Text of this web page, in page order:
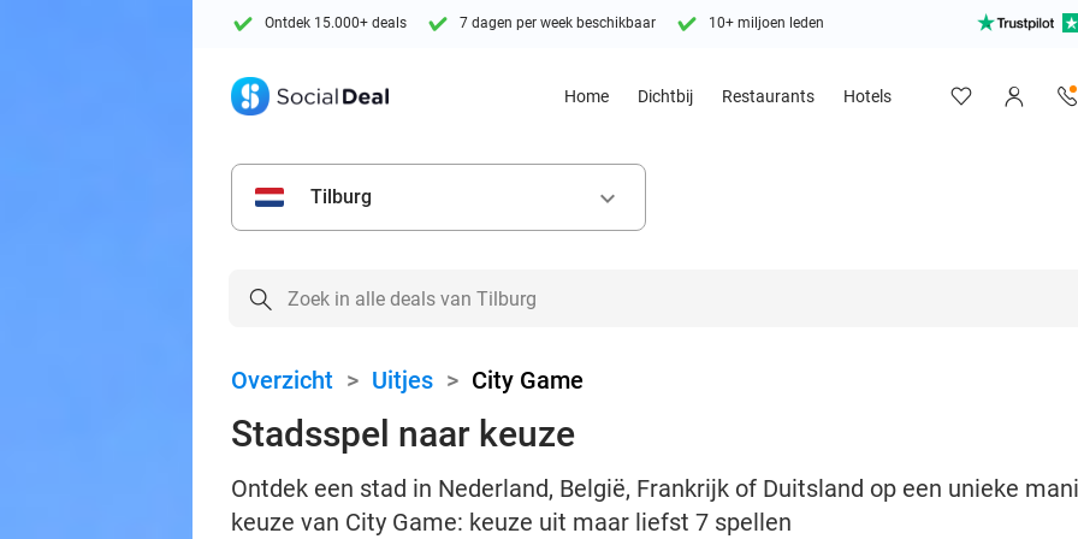
Ontdek 15.000+ deals 7 dagen per week beschikbaar 10+ miljoen leden
Home Dichtbij Restaurants Hotels
Tilburg keyboard_arrow_down
Overzicht > Uitjes > City Game
Stadsspel naar keuze
Ontdek een stad in Nederland, België, Frankrijk of Duitsland op een unieke
keuze van City Game: keuze uit maar liefst 7 spellen